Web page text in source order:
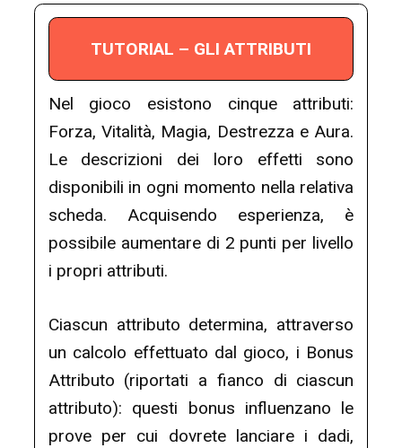
TUTORIAL – GLI ATTRIBUTI
Nel gioco esistono cinque attributi:
Forza, Vitalità, Magia, Destrezza e Aura.
Le descrizioni dei loro effetti sono
disponibili in ogni momento nella relativa
scheda. Acquisendo esperienza, è
possibile aumentare di 2 punti per livello
i propri attributi.
Ciascun attributo determina, attraverso
un calcolo effettuato dal gioco, i Bonus
Attributo (riportati a fianco di ciascun
attributo): questi bonus influenzano le
prove per cui dovrete lanciare i dadi,